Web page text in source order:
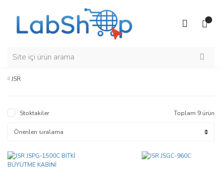
JSR
Stoktakiler Toplam 9 ürün